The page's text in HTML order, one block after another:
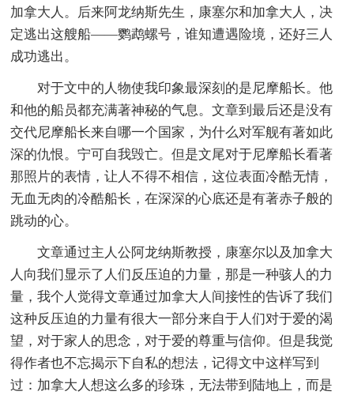
加拿大人。后来阿龙纳斯先生，康塞尔和加拿大人，决
定逃出这艘船——鹦鹉螺号，谁知遭遇险境，还好三人
成功逃出。
对于文中的人物使我印象最深刻的是尼摩船长。他
和他的船员都充满著神秘的气息。文章到最后还是没有
交代尼摩船长来自哪一个国家，为什么对军舰有著如此
深的仇恨。宁可自我毁亡。但是文尾对于尼摩船长看著
那照片的表情，让人不得不相信，这位表面冷酷无情，
无血无肉的冷酷船长，在深深的心底还是有著赤子般的
跳动的心。
文章通过主人公阿龙纳斯教授，康塞尔以及加拿大
人向我们显示了人们反压迫的力量，那是一种骇人的力
量，我个人觉得文章通过加拿大人间接性的告诉了我们
这种反压迫的力量有很大一部分来自于人们对于爱的渴
望，对于家人的思念，对于爱的尊重与信仰。但是我觉
得作者也不忘揭示下自私的想法，记得文中这样写到
过：加拿大人想这么多的珍珠，无法带到陆地上，而是